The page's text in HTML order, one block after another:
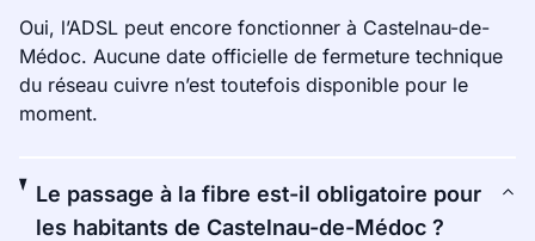
Oui, l’ADSL peut encore fonctionner à Castelnau-de-
Médoc. Aucune date officielle de fermeture technique
du réseau cuivre n’est toutefois disponible pour le
moment.
Le passage à la fibre est-il obligatoire pour
les habitants de Castelnau-de-Médoc ?